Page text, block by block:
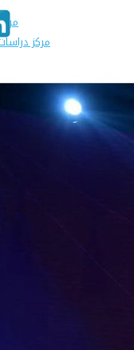
مركز
وحدة الهندسة الزراعية